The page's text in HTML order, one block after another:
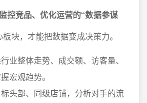
控竞品、优化运营的“数据参谋
块，才能把数据变成决策力。
业整体走势、成交额、访客量、
宏观趋势。
头部、同级店铺，分析对手的流